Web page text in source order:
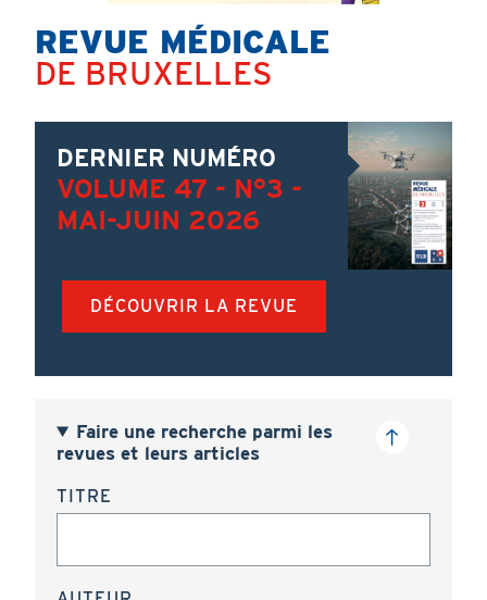
Titre
REVUE MÉDICALE
DE BRUXELLES
DERNIER NUMÉRO
VOLUME 47 - N°3 -
MAI-JUIN 2026
DÉCOUVRIR LA REVUE
Image
Faire une recherche parmi les
revues et leurs articles
TITRE